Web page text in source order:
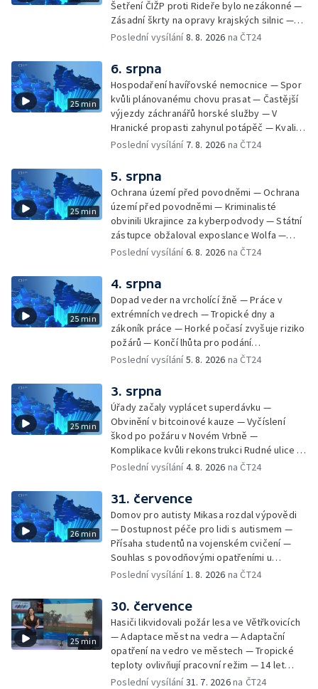
Šetření ČIŽP proti Rideře bylo nezákonné —
Zásadní škrty na opravy krajských silnic —
Zásadní škrty na opravy krajských silnic —
covidem — Úhyny ryb kvůli vysokým
teplotám — Problémy se zásobování vodou
v MS kraji nehrozí — testováním na
západonilskou horečku — Den židovských
památek
Poslední vysílání8. 8. 2026 na ČT24
25 min
6. srpna
Hospodaření havířovské nemocnice — Spor
kvůli plánovanému chovu prasat — Častější
výjezdy záchranářů horské služby — V
Hranické propasti zahynul potápěč — Kvalita
vody ke koupání — Zavlažování zeleniny v
Kempování v horkém počasí — Výběr ze
sociálních sítí Události Ostrava — Zkoumání
horka na zastávkách MHD — Promítání filmu
Odyssea z 35 mm pásu
Poslední vysílání 7. 8. 2026 na ČT24
25 min
5. srpna
Ochrana území před povodněmi — Ochrana
území před povodněmi — Kriminalisté
obvinili Ukrajince za kyberpodvody — Státní
zástupce obžaloval exposlance Wolfa —
Péče o hospodářská zvířata ve vedrech —
depozitu Vlastivědného muzea Olomouc —
Zakládání nových dětských skupin — Výběr
ze sociálních sítí Události Ostrava — Tresty
pro fotbalisty za korupci — Po stopách
Gebharda Blüchera
Poslední vysílání6. 8. 2026 na ČT24
25 min
4. srpna
Dopad veder na vrcholící žně — Práce v
extrémních vedrech — Tropické dny a
zákoník práce — Horké počasí zvyšuje riziko
požárů — Končí lhůta pro podání
kandidátních listin — Končí lhůta pro podání
rozsudek v lihové kauze — Výročí
zavraždění Václava III. v Olomouci — Těžba
unikátní rašeliny pro lázně v Karlově
Studánce — Výběr ze sociálních sítí ČT —
Nový program pro léčbu obezity —
Olomoucké (nejen) shakespearovské léto
Poslední vysílání5. 8. 2026 na ČT24
25 min
3. srpna
Úřady začaly vyplácet superdávku —
Obvinění v bitcoinové kauze — Vyčíslení
škod po požáru v Novém Vrbně —
Komplikace kvůli rekonstrukci Rudné ulice —
Nárůst zájmu o klimatizace — Výluka vlaků
Protipovodňová opatření v Troubkách —
Zájem o bydlení na vysokoškolskýc kolejích
— Vrcholí sklizeň levandulí
Poslední vysílání4. 8. 2026 na ČT24
26 min
31. července
Domov pro autisty Mikasa rozdal výpovědi
— Dostupnost péče pro lidi s autismem —
Přísaha studentů na vojenském cvičení —
Souhlas s povodňovými opatřeními u
Troubek — Opravy Rudné omezí dopravu —
počasí na následující dny — Vedra táhnou na
chladnější místa — Hasiči lokalizovali požár
lesa na Opavsku — Požáry zemědělské
techniky na Olomoucku — Dva roky od
požáru škol v Českém Těšíně — Výstava
Sladké vzpomínky Opavska
Poslední vysílání1. 8. 2026 na ČT24
25 min
30. července
Hasiči likvidovali požár lesa ve Větřkovicích
— Adaptace měst na vedra — Adaptační
opatření na vedro ve městech — Tropické
teploty ovlivňují pracovní režim — 14 let
vězení za vraždu ženy ve Staříči/ —
Poslední vysílání31. 7. 2026na ČT24